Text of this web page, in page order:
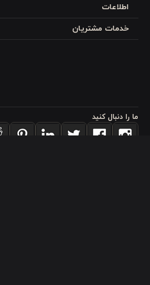
اطلاعات
خدمات مشتریان
ما را دنبال کنید